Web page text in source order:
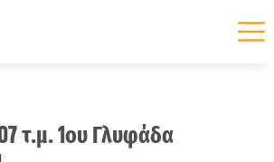
τ.μ. 1ου Γλυφάδα